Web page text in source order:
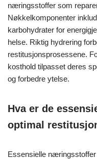
næringsstoffer som
Nøkkelkomponenter
karbohydrater for
helse. Riktig hydrering
restitusjonsprosessene.
kosthold tilpasset deres
og forbedre ytelse.
Hva er de
optimal
Essensielle